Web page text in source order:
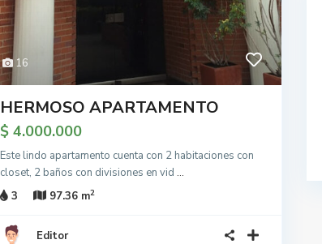
16
HERMOSO APARTAMENTO
$ 4.000.000
Este lindo apartamento cuenta con 2 habitaciones con
closet, 2 baños con divisiones en vid ...
3
97.36 m2
Editor